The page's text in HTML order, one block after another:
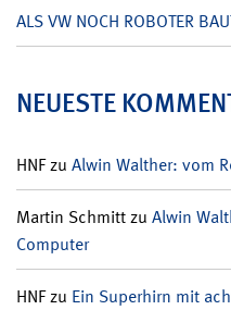
ALS VW NOCH ROBOTER
NEUESTE
HNFzu Alwin Walther: vom
Martin Schmittzu Alwin
Computer
HNFzu Ein Superhirn mit